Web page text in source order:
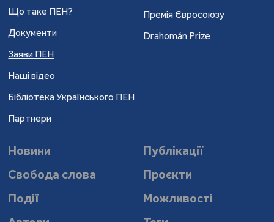
Що таке ПЕН?
Документи
Заяви ПЕН
Наші відео
Бібліотека Українського ПЕН
Партнери
Премія Євросоюзу
Drahomán Prize
Новини
Публікації
Свобода слова
Проєкти
Події
Можливості